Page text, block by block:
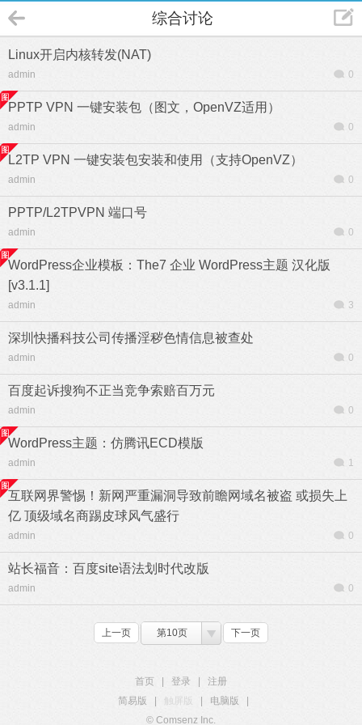
综合讨论
Linux开启内核转发(NAT)
admin 0
PPTP VPN 一键安装包（图文，OpenVZ适用）
admin 0
L2TP VPN 一键安装包安装和使用（支持OpenVZ）
admin 0
PPTP/L2TPVPN 端口号
admin 0
WordPress企业模板：The7 企业 WordPress主题 汉化版
[v3.1.1]
admin 3
深圳快播科技公司传播淫秽色情信息被查处
admin 0
百度起诉搜狗不正当竞争索赔百万元
admin 0
WordPress主题：仿腾讯ECD模版
admin 1
互联网界警惕！新网严重漏洞导致前瞻网域名被盗 或损失上
亿 顶级域名商踢皮球风气盛行
admin 0
站长福音：百度site语法划时代改版
admin 0
上一页 第10页 下一页
首页 登录
注册
简易版
触屏版 电脑版
© Comsenz Inc.